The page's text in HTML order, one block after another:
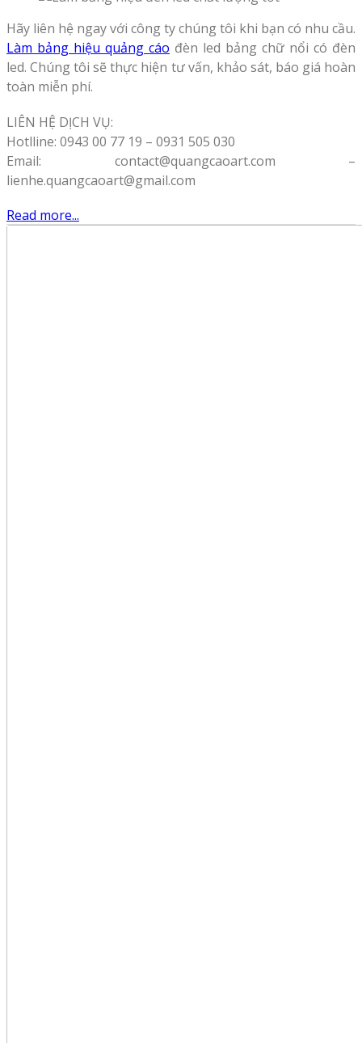
Hãy liên hệ ngay với công ty chúng tôi khi bạn có nhu cầu.
Làm bảng hiệu quảng cáo đèn led bảng chữ nổi có đèn
led. Chúng tôi sẽ thực hiện tư vấn, khảo sát, báo giá hoàn
toàn miễn phí.
LIÊN HỆ DỊCH VỤ:
Hotlline: 0943 00 77 19 – 0931 505 030
Email: contact@quangcaoart.com –
lienhe.quangcaoart@gmail.com
Read more...